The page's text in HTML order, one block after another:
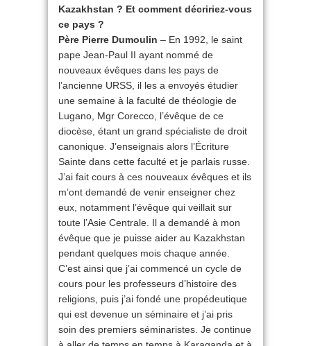
Kazakhstan ? Et comment décririez-vous
ce pays ?
Père Pierre Dumoulin – En 1992, le saint
pape Jean-Paul II ayant nommé de
nouveaux évêques dans les pays de
l’ancienne URSS, il les a envoyés étudier
une semaine à la faculté de théologie de
Lugano, Mgr Corecco, l’évêque de ce
diocèse, étant un grand spécialiste de droit
canonique. J’enseignais alors l’Écriture
Sainte dans cette faculté et je parlais russe.
J’ai fait cours à ces nouveaux évêques et ils
m’ont demandé de venir enseigner chez
eux, notamment l’évêque qui veillait sur
toute l’Asie Centrale. Il a demandé à mon
évêque que je puisse aider au Kazakhstan
pendant quelques mois chaque année.
C’est ainsi que j’ai commencé un cycle de
cours pour les professeurs d’histoire des
religions, puis j’ai fondé une propédeutique
qui est devenue un séminaire et j’ai pris
soin des premiers séminaristes. Je continue